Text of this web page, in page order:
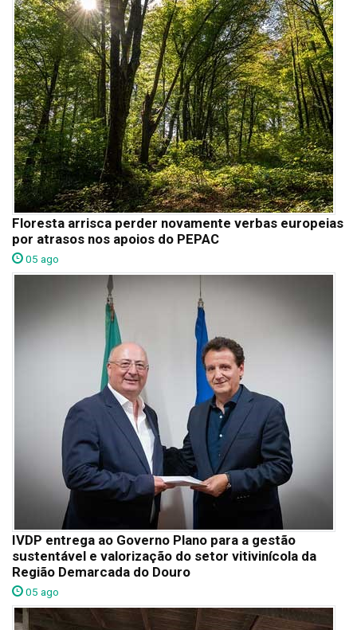
Floresta arrisca perder novamente verbas europeias
por atrasos nos apoios do PEPAC
05 ago
IVDP entrega ao Governo Plano para a gestão
sustentável e valorização do setor vitivinícola da
Região Demarcada do Douro
05 ago